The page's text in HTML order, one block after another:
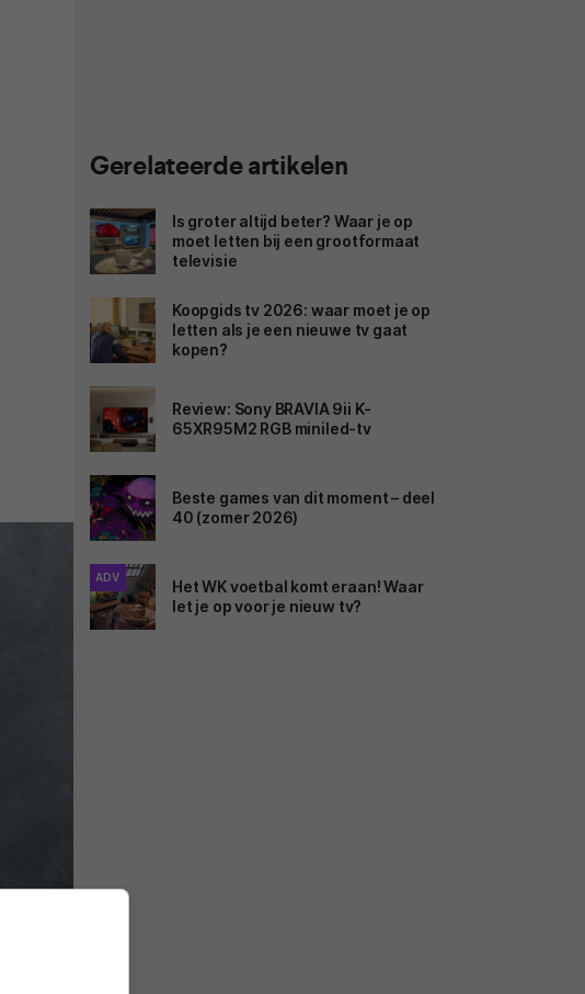
Gerelateerde artikelen
Is groter altijd beter? Waar je op
moet letten bij een grootformaat
televisie
Koopgids tv 2026: waar moet je op
letten als je een nieuwe tv gaat
kopen?
Review: Sony BRAVIA 9ii K-
65XR95M2 RGB miniled-tv
Beste games van dit moment – deel
40 (zomer 2026)
ADV
Het WK voetbal komt eraan! Waar
let je op voor je nieuw tv?